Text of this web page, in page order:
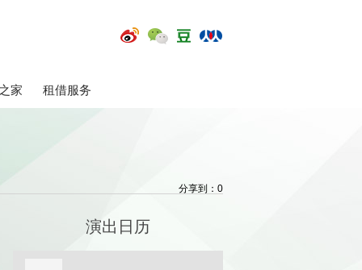
家 租借服务
分享到： 0
演出日历